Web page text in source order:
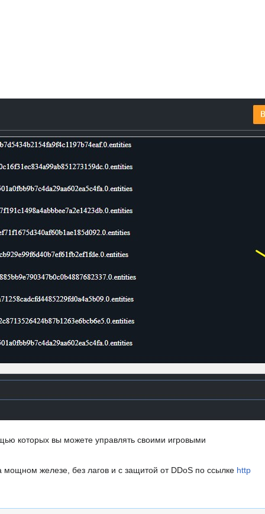
которых вы можете управлять своими игровыми
мощном железе, без лагов и с защитой от DDoS по ссылке http